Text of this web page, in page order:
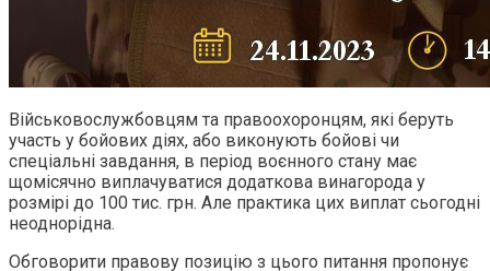
Військовослужбовцям та правоохоронцям, які беруть
участь у бойових діях, або виконують бойові чи
спеціальні завдання, в період воєнного стану має
щомісячно виплачуватися додаткова винагорода у
розмірі до 100 тис. грн. Але практика цих виплат сьогодні
неоднорідна.
Обговорити правову позицію з цього питання пропонує